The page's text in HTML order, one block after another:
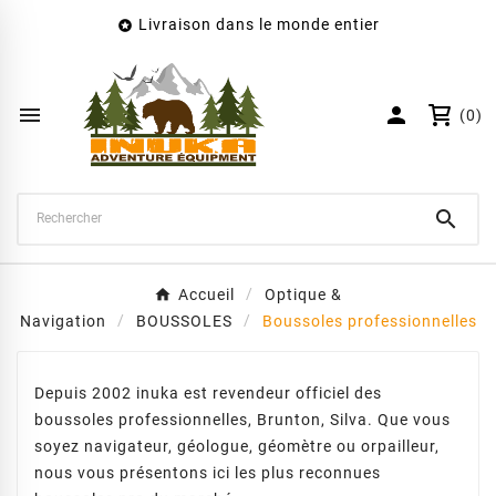
 Livraison dans le monde entier
  (0)

Accueil
Optique &
Navigation
BOUSSOLES Boussoles professionnelles
Depuis 2002 inuka est revendeur officiel des
boussoles professionnelles, Brunton, Silva. Que vous
soyez navigateur, géologue, géomètre ou orpailleur,
nous vous présentons ici les plus reconnues
Nom de la liste d'envies